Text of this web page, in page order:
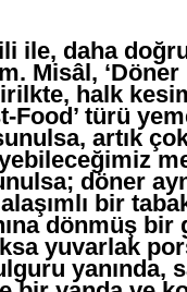
ile, daha
Misâl, ‘Döner
halk
Food’ türü
artık
döner
bir
dönmüş bir
yuvarlak
yanında,